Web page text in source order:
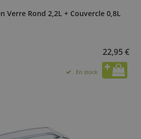
Verre Rond 2,2L + Couvercle 0,8L
22,95 €
En stock